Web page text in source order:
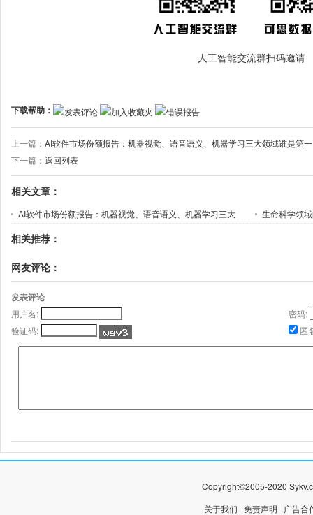
人工智能交流群扫码邀请
下载帮助： 发表评论 加入收藏夹 错误报告
上一篇： AI软件市场份额报告：机器视觉、语音语义、机器学习三大领域谁是第
下一篇： 返回列表
相关文章：
AI软件市场份额报告：机器视觉、语音语义、机器学习三大 生命科学领
相关推荐：
网友评论：
发表评论
用户名:
密码:
验证码:
匿
Copyright©2005-2020
关于我们 免责声明 广告合